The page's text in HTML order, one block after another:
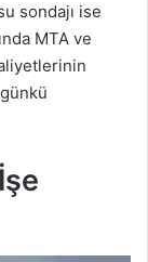
sondajı ise
MTA ve